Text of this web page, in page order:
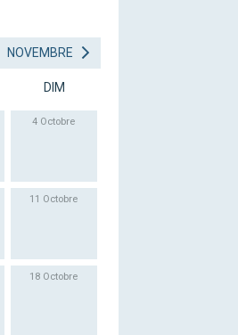
NOVEMBRE
DIM
4 Octobre
11 Octobre
18 Octobre